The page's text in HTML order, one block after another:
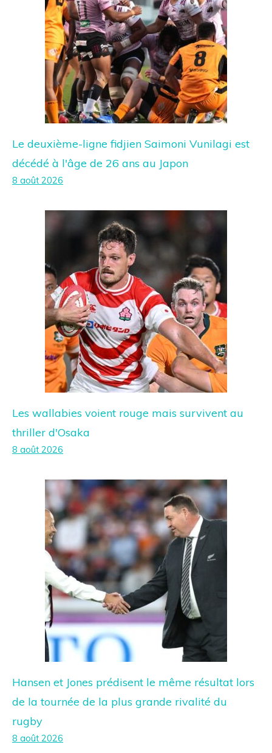
Le deuxième-ligne fidjien Saimoni Vunilagi est
décédé à l'âge de 26 ans au Japon
8 août 2026
Les wallabies voient rouge mais survivent au
thriller d'Osaka
8 août 2026
Hansen et Jones prédisent le même résultat lors
de la tournée de la plus grande rivalité du
rugby
8 août 2026